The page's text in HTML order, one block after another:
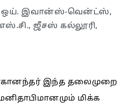
ஒய். இவான்ஸ்-வென்ட்ஸ்,
ஜீசஸ் கல்லூரி,
இந்த தலைமுறை
மிக்க